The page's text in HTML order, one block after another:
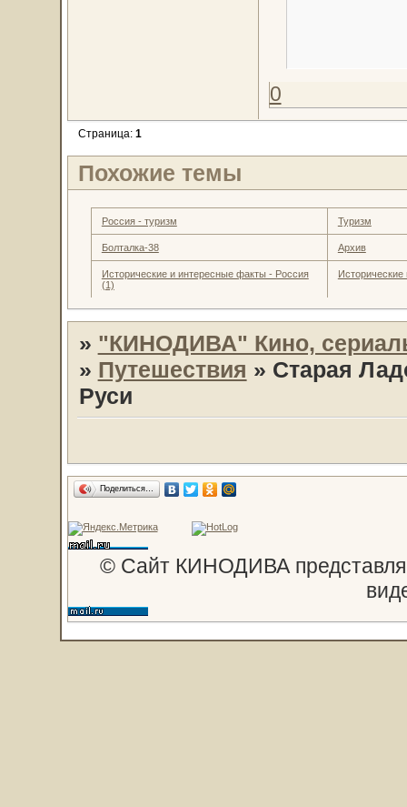
0
Страница: 1
Похожие темы
Россия - туризм Туризм
Болталка-38 Архив
Исторические и интересные факты - Россия
(1)
» "КИНОДИВА" Кино,
» Путешествия » Старая
Руси
Поделиться…
© Сайт КИНОДИВА